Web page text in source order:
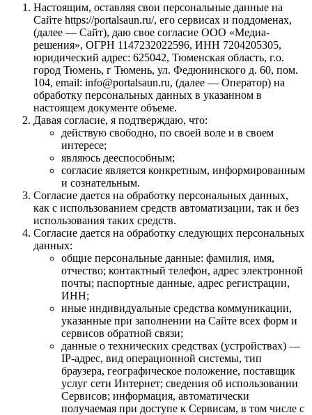
Настоящим, оставляя свои персональные данные на
Сайте https://portalsaun.ru/, его сервисах и поддоменах,
(далее — Сайт), даю свое согласие ООО «Медиа-
решения», ОГРН 1147232022596, ИНН 7204205305,
юридический адрес: 625042, Тюменская область, г.о.
город Тюмень, г Тюмень, ул. Федюнинского д. 60, пом.
104, email: info@portalsaun.ru, (далее — Оператор) на
обработку персональных данных в указанном в
настоящем документе объеме.
Давая согласие, я подтверждаю, что:
действую свободно, по своей воле и в своем
интересе;
являюсь дееспособным;
согласие является конкретным, информированным
и сознательным.
Согласие дается на обработку персональных данных,
как с использованием средств автоматизации, так и без
использования таких средств.
Согласие дается на обработку следующих персональных
данных:
общие персональные данные: фамилия, имя,
отчество; контактный телефон, адрес электронной
почты; паспортные данные, адрес регистрации,
ИНН;
иные индивидуальные средства коммуникации,
указанные при заполнении на Сайте всех форм и
сервисов обратной связи;
данные о технических средствах (устройствах) —
IP-адрес, вид операционной системы, тип
браузера, географическое положение, поставщик
услуг сети Интернет; сведения об использовании
Сервисов; информация, автоматически
получаемая при доступе к Сервисам, в том числе с